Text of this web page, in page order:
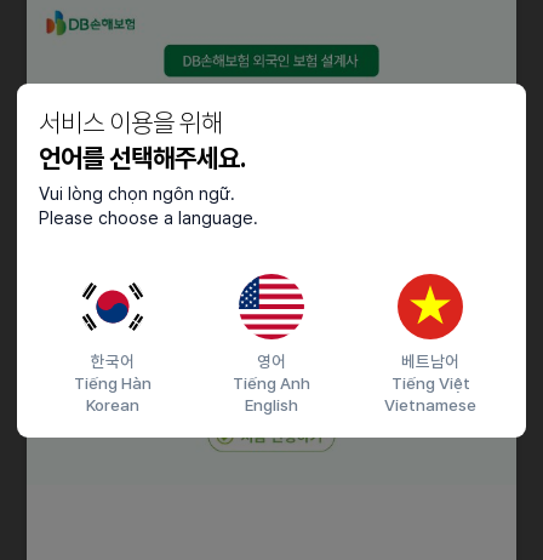
서비스 이용을 위해
언어를 선택해주세요.
Vui lòng chọn ngôn ngữ.
Please choose a language.
한국어
Tiếng Hàn
Korean
영어
Tiếng Anh
English
베트남어
Tiếng Việt
Vietnamese
- 라이브 방송 플랫폼 또는 MCN 운영 경험
- 호스트 교육 및 매니지먼트 경험
- 신규 호스트 모집 및 온보딩을 빠르게 진행할 수 있는 파트너
- 이벤트, 프로모션, 콘텐츠 기획 역량 보유
근로조건
- BIGO Live Korea 공식 에이전시 파트너 활동
- 소속 호스트의 방송 성과와 수익 기준에 따라 에이전시 지원금 산정
- 신규·프로·루키 에이전시 성장 보너스 적용 가능
- 소속 호스트 기준 미달, 규정 위반, 부정 캐스팅 발생 시 지원금 조정